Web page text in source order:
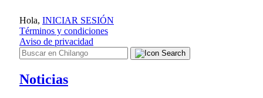
Hola, INICIAR SESIÓN
Términos y condiciones
Aviso de privacidad
Noticias